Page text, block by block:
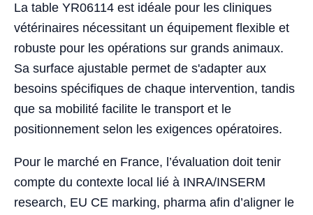
La table YR06114 est idéale pour les cliniques
vétérinaires nécessitant un équipement flexible et
robuste pour les opérations sur grands animaux.
Sa surface ajustable permet de s'adapter aux
besoins spécifiques de chaque intervention, tandis
que sa mobilité facilite le transport et le
positionnement selon les exigences opératoires.
Pour le marché en France, l’évaluation doit tenir
compte du contexte local lié à INRA/INSERM
research, EU CE marking, pharma afin d’aligner le